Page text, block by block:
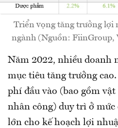
Triển vọng tăng trưởng lợi
ngành (Nguồn: FiinGroup,
Năm 2022, nhiều doanh
mục tiêu tăng trưởng
phí đầu vào (bao gồm
nhân công) duy trì ở mức
lớn cho kế hoạch lợi